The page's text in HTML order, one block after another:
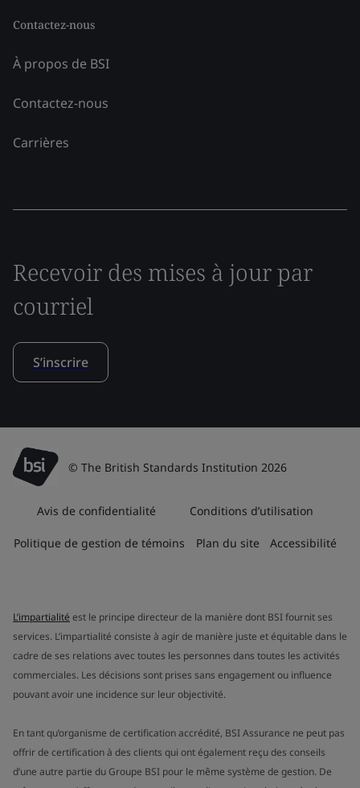
Contactez-nous
À propos de BSI
Contactez-nous
Carrières
Recevoir des mises à jour par
courriel
S’inscrire
© The British Standards Institution 2026
Avis de confidentialité Conditions d’utilisation
Politique de gestion de témoins Plan du site Accessibilité
L’impartialité est le principe directeur de la manière dont BSI fournit ses
services. L’impartialité consiste à agir de manière juste et équitable dans le
cadre de ses relations avec toutes les personnes dans toutes les activités
commerciales. Les décisions sont prises sans engagement ou influence
pouvant avoir une incidence sur leur objectivité.
En tant qu’organisme de certification accrédité, BSI Assurance ne peut pas
offrir de certification à des clients qui ont également reçu des conseils
d’une autre partie du Groupe BSI pour le même système de gestion. De